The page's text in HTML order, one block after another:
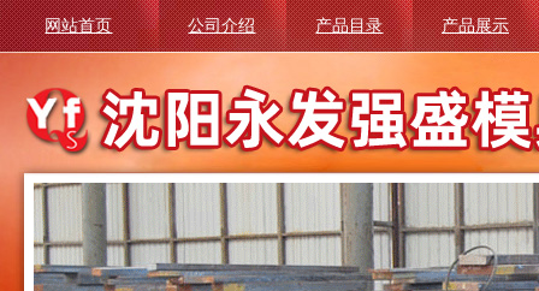
网站首页 公司介绍 产品目录 产品展示